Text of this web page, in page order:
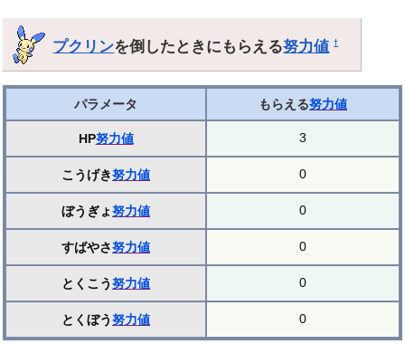
プクリンを倒したときにもらえる努力値 †
パラメータ もらえる努力値
HP努力値 3
こうげき努力値 0
ぼうぎょ努力値 0
すばやさ努力値 0
とくこう努力値 0
とくぼう努力値 0